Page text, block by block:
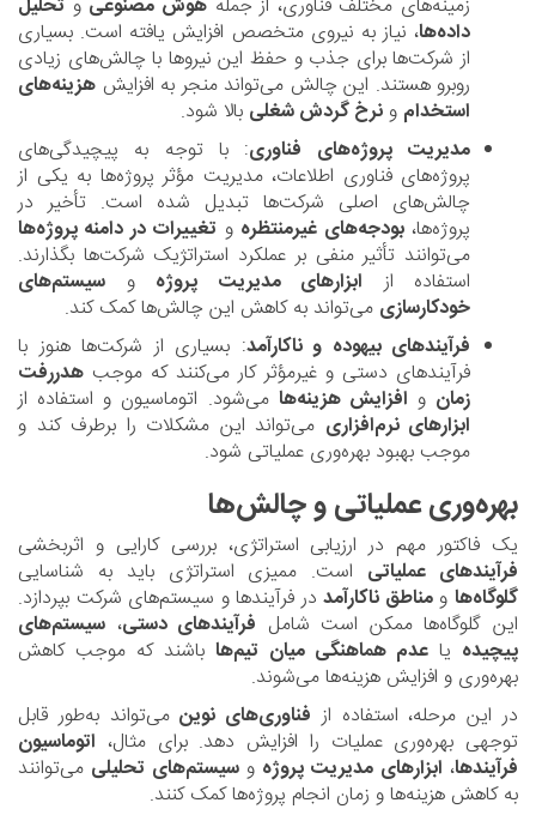
داده‌ها، نیاز به نیروی متخصص افزایش یافته است. بسیاری
از شرکت‌ها برای جذب و حفظ این نیروها با چالش‌های زیادی
روبرو هستند. این چالش می‌تواند منجر به افزایش هزینه‌های
استخدامونرخ گردش شغلیبالا شود.
مدیریت پروژه‌های فناوری: با توجه به پیچیدگی‌های
پروژه‌های فناوری اطلاعات، مدیریت مؤثر پروژه‌ها به یکی از
چالش‌های اصلی شرکت‌ها تبدیل شده است. تأخیر در
پروژه‌ها، بودجه‌های غیرمنتظرهو تغییرات در دامنه پروژه‌ها
می‌توانند تأثیر منفی بر عملکرد استراتژیک شرکت‌ها بگذارند.
استفاده از
ابزارهای مدیریت پروژهو
سیستم‌های
خودکارسازیمی‌تواند به کاهش این چالش‌ها کمک کند.
فرآیندهای بیهوده و ناکارآمد: بسیاری از شرکت‌ها هنوز با
فرآیندهای دستی و غیرمؤثر کار می‌کنند که موجب هدررفت
زمانو افزایش هزینه‌هامی‌شود. اتوماسیون و استفاده از
ابزارهای نرم‌افزاریمی‌تواند این مشکلات را برطرف کند و
موجب بهبود بهره‌وری عملیاتی شود.
بهره‌وری عملیاتی و چالش‌ها
یک فاکتور مهم در ارزیابی استراتژی، بررسی کارایی و اثربخشی
فرآیندهای عملیاتیاست. ممیزی استراتژی باید به شناسایی
گلوگاه‌هاومناطق ناکارآمددر فرآیندها و سیستم‌های شرکت بپردازد.
این گلوگاه‌ها ممکن است شامل فرآیندهای دستی، سیستم‌های
پیچیدهیا عدم هماهنگی میان تیم‌هاباشند که موجب کاهش
بهره‌وری و افزایش هزینه‌ها می‌شوند.
در این مرحله، استفاده از فناوری‌های نوینمی‌تواند به‌طور قابل
توجهی بهره‌وری عملیات را افزایش دهد. برای مثال، اتوماسیون
فرآیندها، ابزارهای مدیریت پروژهو سیستم‌های تحلیلیمی‌توانند
به کاهش هزینه‌ها و زمان انجام پروژه‌ها کمک کنند.